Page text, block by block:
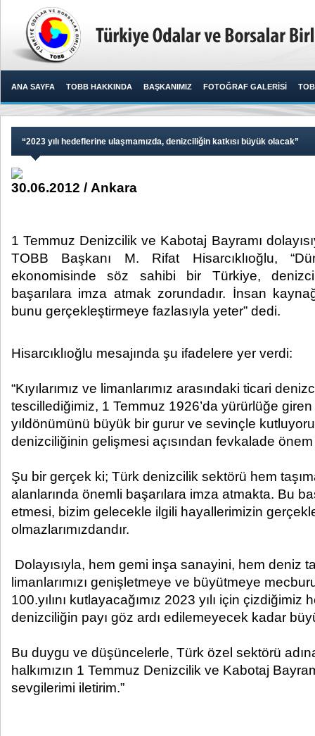
ANA SAYFA TOBB HAKKINDA BAŞKANIMIZ FOTOĞRAF GALERİSİ
“2023 yılı hedeflerine ulaşmamızda, denizciliğin katkısı büyük olacak”
30.06.2012 / Ankara
1 Temmuz Denizcilik ve Kabotaj Bayramı
TOBB Başkanı M. Rifat Hisarcıklıoğlu,
ekonomisinde söz sahibi bir Türkiye,
başarılara imza atmak zorundadır. İnsan
bunu gerçekleştirmeye fazlasıyla yeter” dedi.​ ​
Hisarcıklıoğlu mesajında şu ifadelere yer verdi:
“Kıyılarımız ve limanlarımız arasındaki ticari
tescillediğimiz, 1 Temmuz 1926’da yürürlüğe
yıldönümünü büyük bir gurur ve sevinçle
denizciliğinin gelişmesi açısından fevkalade önem
Şu bir gerçek ki; Türk denizcilik sektörü hem
alanlarında önemli başarılara imza atmakta. Bu
etmesi, bizim gelecekle ilgili hayallerimizin
olmazlarımızdandır.
Dolayısıyla, hem gemi inşa sanayini, hem deniz
limanlarımızı genişletmeye ve büyütmeye
100.yılını kutlayacağımız 2023 yılı için çizdiğimiz
denizciliğin payı göz ardı edilemeyecek kadar
Bu duygu ve düşüncelerle, Türk özel sektörü
halkımızın 1 Temmuz Denizcilik ve Kabotaj
sevgilerimi iletirim.”